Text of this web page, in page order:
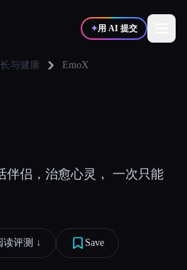
✦用 AI 提交
与健康 EmoX
伴侣，治愈心灵， 一次只能
读评测 ↓︎ Save